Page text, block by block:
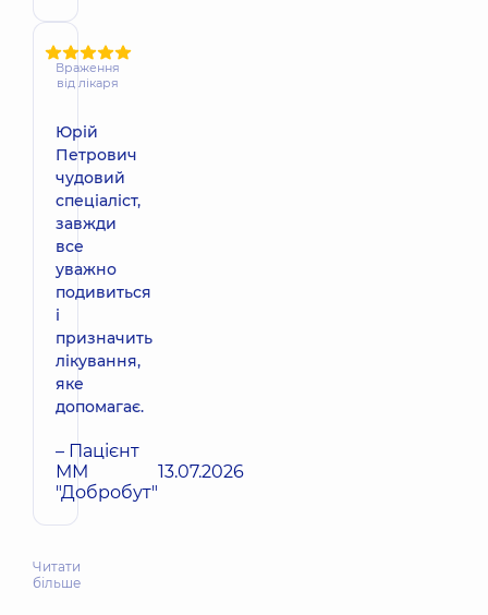
Враження
від лікаря
Юрій
Петрович
чудовий
спеціаліст,
завжди
все
уважно
подивиться
і
призначить
лікування,
яке
допомагає.
– Пацієнт
ММ
"Добробут"
13.07.2026
Читати
більше